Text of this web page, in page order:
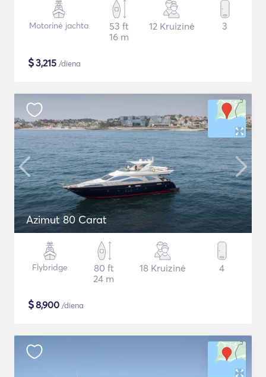
Motorinė jachta
53 ft
16 m
12 Kruizinė 3
$3,215 /diena
Azimut 80 Carat
Flybridge
80 ft
24 m
18 Kruizinė 4
$8,900 /diena